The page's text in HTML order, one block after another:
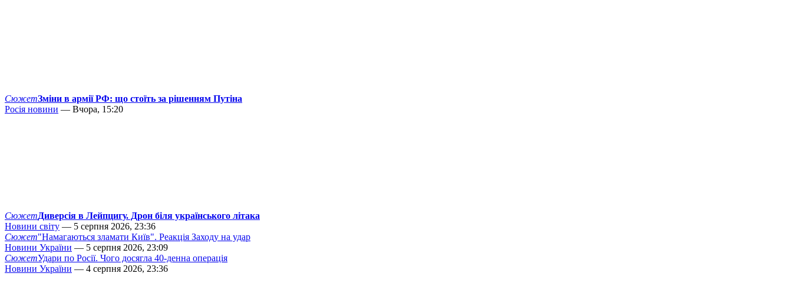
СюжетЗміни в армії РФ: що стоїть за рішенням Путіна
Росія новини — Вчора, 15:20
СюжетДиверсія в Лейпцигу. Дрон біля українського літака
Новини світу — 5 серпня 2026, 23:36
Сюжет"Намагаються зламати Київ". Реакція Заходу на удар
Новини України — 5 серпня 2026, 23:09
СюжетУдари по Росії. Чого досягла 40-денна операція
Новини України — 4 серпня 2026, 23:36